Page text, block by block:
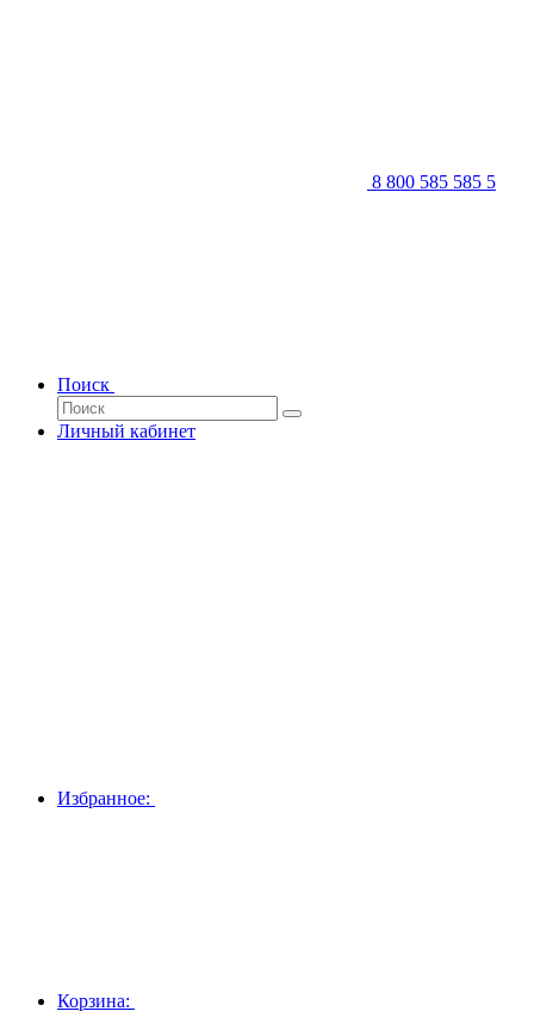
8 800 585 585 5
Поиск
Личный кабинет
Избранное:
Корзина: